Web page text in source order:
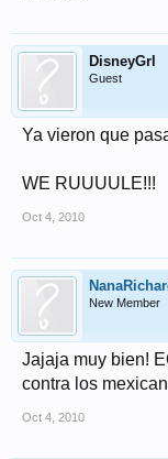
DisneyGrl
Guest
Ya vieron que
WE RUUUULE!!!
Oct 4, 2010
New Member
Jajaja muy bien!
contra los
Oct 4, 2010